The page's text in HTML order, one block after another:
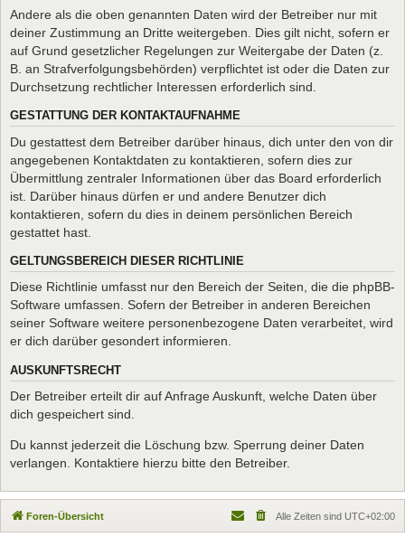
Andere als die oben genannten Daten wird der Betreiber nur mit
deiner Zustimmung an Dritte weitergeben. Dies gilt nicht, sofern er
auf Grund gesetzlicher Regelungen zur Weitergabe der Daten (z.
B. an Strafverfolgungsbehörden) verpflichtet ist oder die Daten zur
Durchsetzung rechtlicher Interessen erforderlich sind.
GESTATTUNG DER KONTAKTAUFNAHME
Du gestattest dem Betreiber darüber hinaus, dich unter den von dir
angegebenen Kontaktdaten zu kontaktieren, sofern dies zur
Übermittlung zentraler Informationen über das Board erforderlich
ist. Darüber hinaus dürfen er und andere Benutzer dich
kontaktieren, sofern du dies in deinem persönlichen Bereich
gestattet hast.
GELTUNGSBEREICH DIESER RICHTLINIE
Diese Richtlinie umfasst nur den Bereich der Seiten, die die phpBB-
Software umfassen. Sofern der Betreiber in anderen Bereichen
seiner Software weitere personenbezogene Daten verarbeitet, wird
er dich darüber gesondert informieren.
AUSKUNFTSRECHT
Der Betreiber erteilt dir auf Anfrage Auskunft, welche Daten über
dich gespeichert sind.
Du kannst jederzeit die Löschung bzw. Sperrung deiner Daten
verlangen. Kontaktiere hierzu bitte den Betreiber.
Foren-Übersicht Alle Zeiten sind UTC+02:00